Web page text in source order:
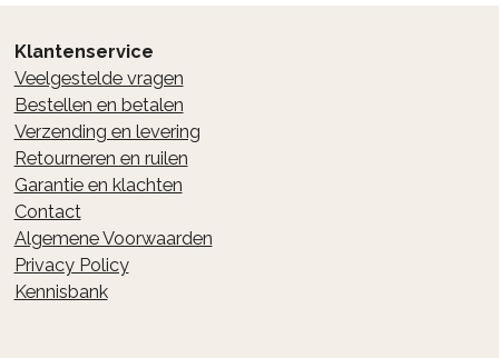
Klantenservice
Veelgestelde vragen
Bestellen en betalen
Verzending en levering
Retourneren en ruilen
Garantie en klachten
Contact
Algemene Voorwaarden
Privacy Policy
Kennisbank